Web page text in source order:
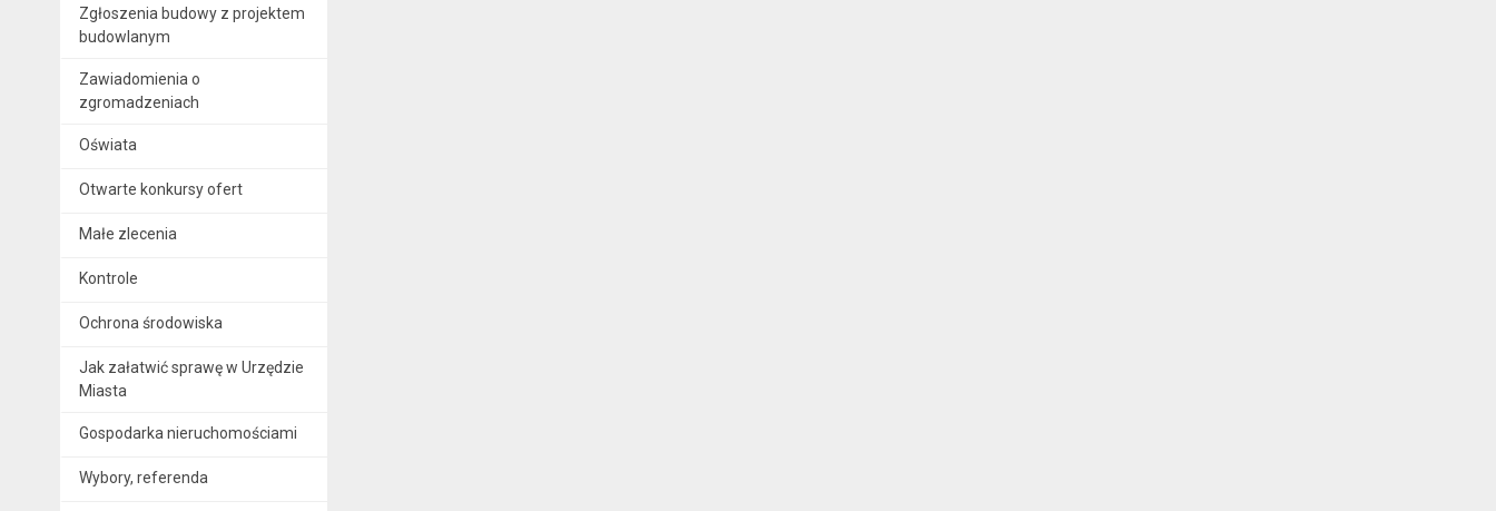
Zgłoszenia budowy z projektem
budowlanym
Zawiadomienia o
zgromadzeniach
Oświata
Otwarte konkursy ofert
Małe zlecenia
Kontrole
Ochrona środowiska
Jak załatwić sprawę w Urzędzie
Miasta
Gospodarka nieruchomościami
Wybory, referenda